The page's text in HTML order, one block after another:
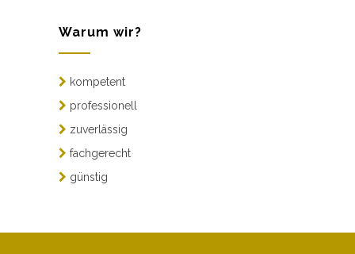
Warum wir?
kompetent
professionell
zuverlässig
fachgerecht
günstig